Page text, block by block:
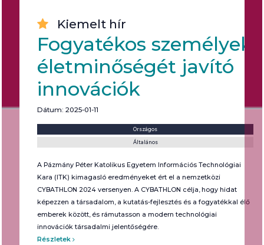
Kiemelt hír
Fogyatékos személyek
életminőségét javító
innovációk
Dátum: 2025-01-11
Országos
Általános
A Pázmány Péter Katolikus Egyetem Információs Technológiai
Kara (ITK) kimagasló eredményeket ért el a nemzetközi
CYBATHLON 2024 versenyen. A CYBATHLON célja, hogy hidat
képezzen a társadalom, a kutatás-fejlesztés és a fogyatékkal élő
emberek között, és rámutasson a modern technológiai
innovációk társadalmi jelentőségére.
Részletek